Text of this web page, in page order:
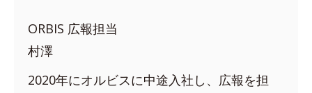
ORBIS 広報担当
村澤
2020年にオルビスに中途入社し、広報を担